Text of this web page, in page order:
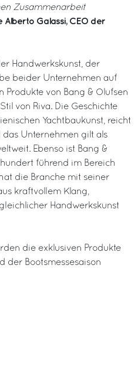
Zusammenarbeit
Alberto Galassi, CEO der
Handwerkskunst, der
beider Unternehmen auf
von Bang & Olufsen
von Riva. Die Geschichte
Yachtbaukunst, reicht
das Unternehmen gilt als
Ebenso ist Bang &
führend im Bereich
die Branche mit seiner
kraftvollem Klang,
Handwerkskunst
die exklusiven Produkte
der Bootsmessesaison